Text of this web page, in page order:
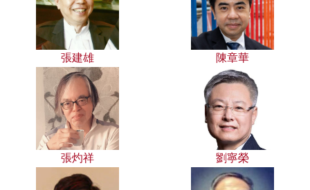
張建雄 陳章華
張灼祥 劉寧榮